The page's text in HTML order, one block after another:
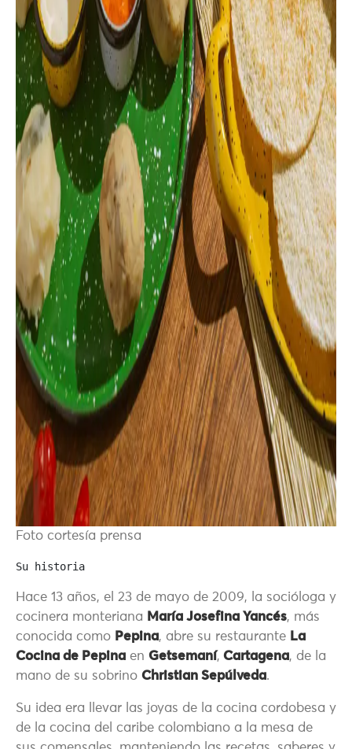
Foto cortesía prensa
Su historia
Hace 13 años, el 23 de mayo de 2009, la socióloga y
cocinera monteriana María Josefina Yancés, más
conocida como Pepina, abre su restaurante La
Cocina de Pepina en Getsemaní, Cartagena, de la
mano de su sobrino Christian Sepúlveda.
Su idea era llevar las joyas de la cocina cordobesa y
de la cocina del caribe colombiano a la mesa de